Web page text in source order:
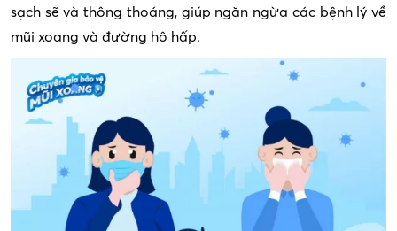
sạch sẽ và thông thoáng, giúp ngăn ngừa các bệnh lý về
mũi xoang và đường hô hấp.